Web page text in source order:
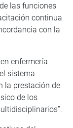
las funciones
continua
con la
enfermería
sistema
la prestación de
de los